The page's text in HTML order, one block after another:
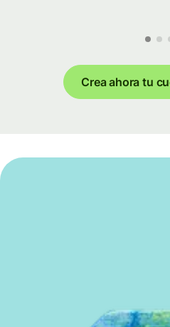
Crea ahora tu